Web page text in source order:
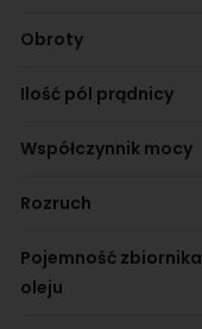
Obroty
Ilość pól prądnicy
Współczynnik mocy
Rozruch
Pojemność zbiornika
oleju